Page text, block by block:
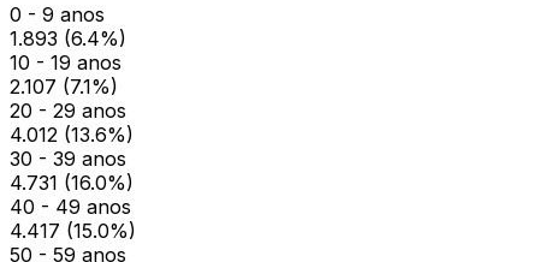
0 - 9 anos
1.893 (6.4%)
10 - 19 anos
2.107 (7.1%)
20 - 29 anos
4.012 (13.6%)
30 - 39 anos
4.731 (16.0%)
40 - 49 anos
4.417 (15.0%)
50 - 59 anos